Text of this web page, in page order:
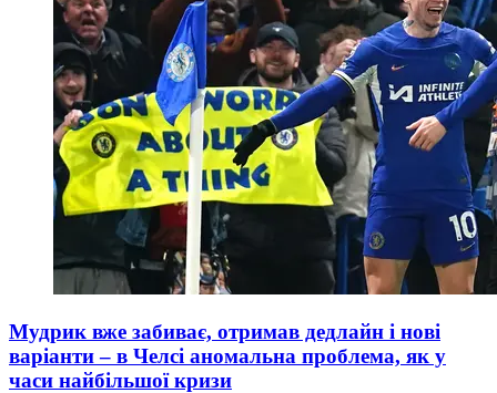
Мудрик вже забиває, отримав дедлайн і нові
варіанти – в Челсі аномальна проблема, як у
часи найбільшої кризи